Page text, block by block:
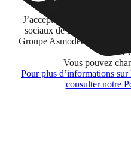
J’accepte de recevoir des
sociaux de la part de
Groupe Asmodee listées
Vous pouvez
Pour plus d’informations
consulter notre